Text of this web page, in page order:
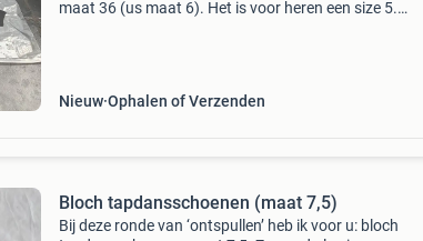
maat 36 (us maat 6). Het is voor heren een size 5.
Nieuw Ophalen of Verzenden
Bloch tapdansschoenen (maat 7,5)
Bij deze ronde van ‘ontspullen’ heb ik voor u: bloch